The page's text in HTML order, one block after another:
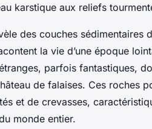
karstique aux reliefs
des couches sédimentaires
la vie d’une époque
parfois fantastiques,
de falaises. Ces roches
et de crevasses,
monde entier.